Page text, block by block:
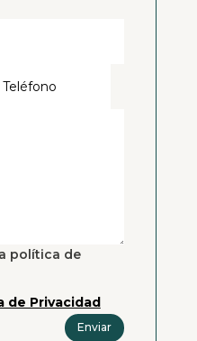
política de
de Privacidad
Enviar